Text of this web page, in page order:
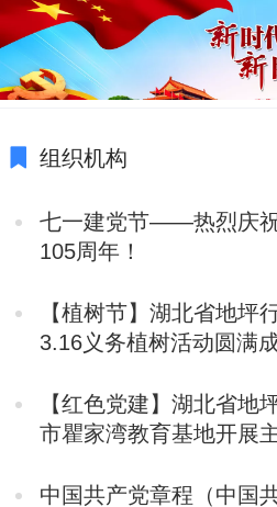
组织机构
七一建党节——热烈庆
105周年！
【植树节】湖北省地坪
3.16义务植树活动圆满成
【红色党建】湖北省地
市瞿家湾教育基地开展
中国共产党章程（中国